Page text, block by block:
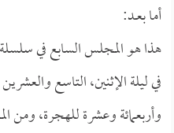
أما بعــد:
هذا هو المجلس السابع في
في ليلة الإثنين، التاسع
وأربعمائة وعشرة للهجرة، ومن